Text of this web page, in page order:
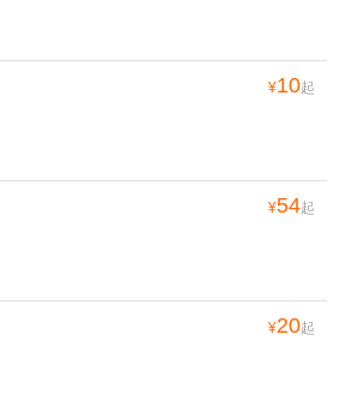
¥10起
¥54起
¥20起